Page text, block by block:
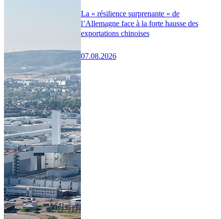
La « résilience surprenante » de
l’Allemagne face à la forte hausse des
exportations chinoises
07.08.2026